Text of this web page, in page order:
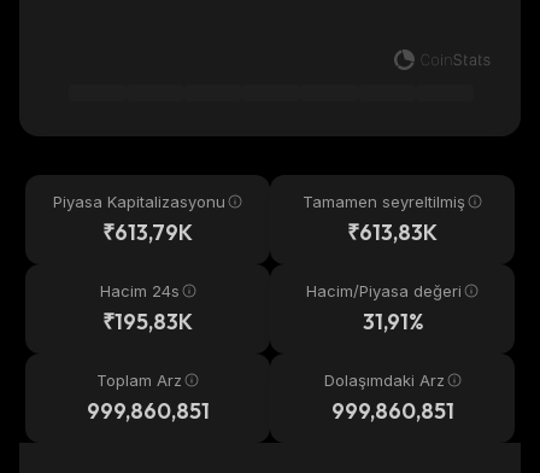
Piyasa Kapitalizasyonu
₹613,79K
Tamamen seyreltilmiş
₹613,83K
Hacim 24s
₹195,83K
Hacim/Piyasa değeri
31,91%
Toplam Arz
999,860,851
Dolaşımdaki Arz
999,860,851